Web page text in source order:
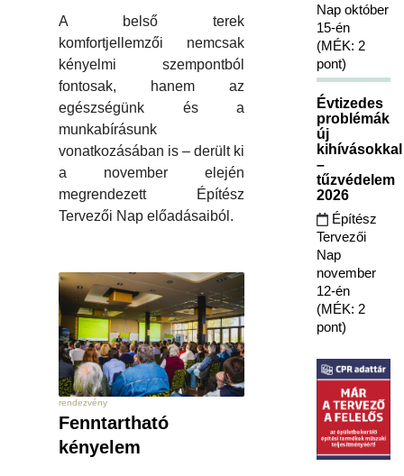
A belső terek
komfortjellemzői nemcsak
kényelmi szempontból
fontosak, hanem az
egészségünk és a
munkabírásunk
vonatkozásában is – derült ki
a november elején
megrendezett Építész
Tervezői Nap előadásaiból.
rendezvény
Fenntartható
kényelem
Nap október
15-én
(MÉK: 2
pont)
Évtizedes
problémák
új
kihívásokkal
–
tűzvédelem
2026
Építész
Tervezői
Nap
november
12-én
(MÉK: 2
pont)